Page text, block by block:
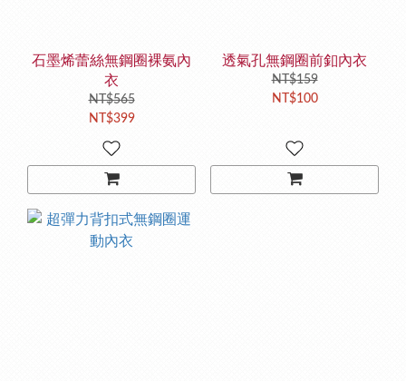
石墨烯蕾絲無鋼圈裸氨內
衣
NT$565
NT$399
透氣孔無鋼圈前釦內衣
NT$159
NT$100